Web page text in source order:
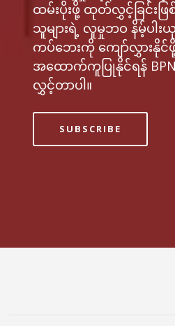
ထမ်းပိုးဖို့ ထုတ်လွှင့်ခြင်းဖြ
သူများရဲ့ လူမှုဘဝ နိမ့်ပါး
ကပ်ဘေးကို ကျော်လွှားနို
အထောက်ကူပြုနိုင်ရန်
လွှင့်တာပါ။
SUBSCRIBE